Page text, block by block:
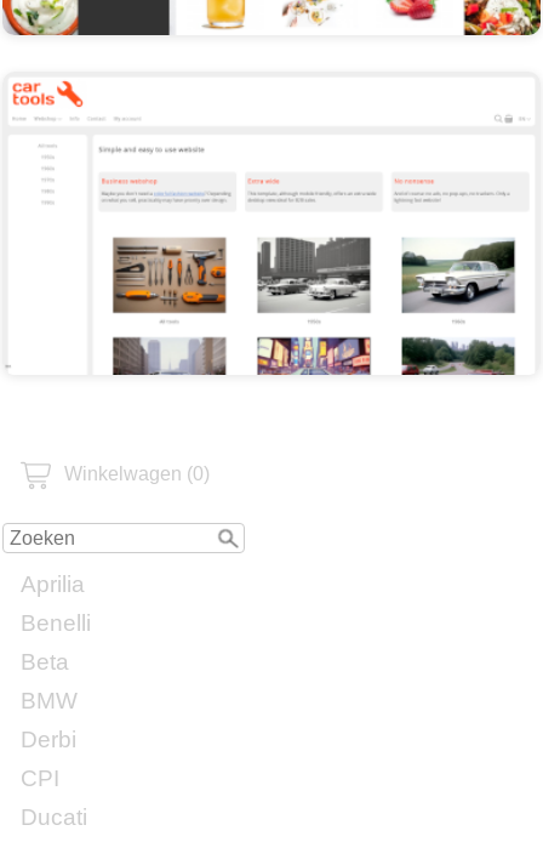
Winkelwagen (0)
Aprilia
Benelli
Beta
BMW
Derbi
CPI
Ducati